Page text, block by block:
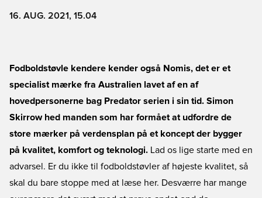
16. AUG. 2021, 15.04
Fodboldstøvle kendere kender også Nomis, det er et
specialist mærke fra Australien lavet af en af
hovedpersonerne bag Predator serien i sin tid. Simon
Skirrow hed manden som har formået at udfordre de
store mærker på verdensplan på et koncept der bygger
på kvalitet, komfort og teknologi. Lad os lige starte med en
advarsel. Er du ikke til fodboldstøvler af højeste kvalitet, så
skal du bare stoppe med at læse her. Desværre har mange